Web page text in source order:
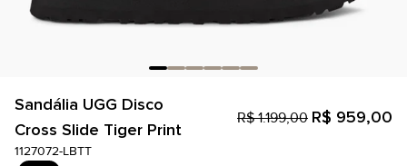
Sandália UGG Disco
Cross Slide Tiger Print
R$ 1.199,00 R$ 959,00
1127072-LBTT